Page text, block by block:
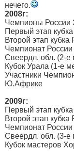
нечего.
2008г:
Чемпионы России
Первый этап
Второй этап
Чемпионат России
Свеердл. обл. (2-е
Кубок Урала (1-е
Участники
Ю.Африке
2009г:
Первый этап
Второй этап
Чемпионат России
Свеердл. обл. (3-е
Кубок мастеров